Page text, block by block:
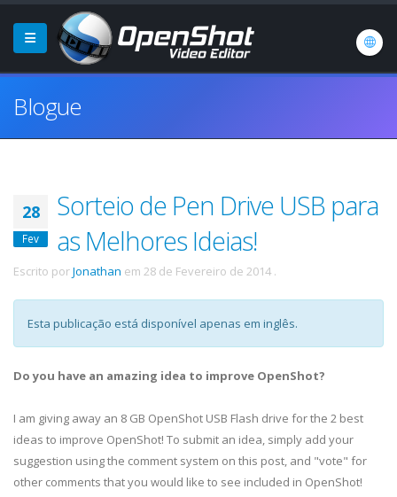
Blogue
28
Fev
Sorteio de Pen Drive USB para
as Melhores Ideias!
Escrito porJonathan em 28 de Fevereiro de 2014 .
Esta publicação está disponível apenas em inglês.
Do you have an amazing idea to improve OpenShot?
I am giving away an 8 GB OpenShot USB Flash drive for the 2 best
ideas to improve OpenShot! To submit an idea, simply add your
suggestion using the comment system on this post, and "vote" for
other comments that you would like to see included in OpenShot!